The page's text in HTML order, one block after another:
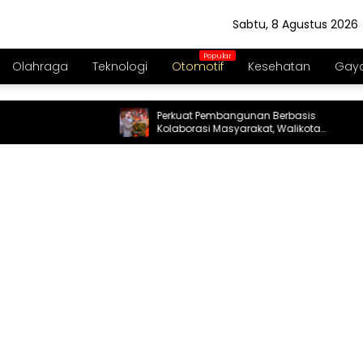
Sabtu, 8 Agustus 2026
Olahraga Teknologi Otomotif Kesehatan
Perkuat Pembangunan Berbasis
Kolaborasi Masyarakat, Walikota
Tangerang Raih LPM Award 2026